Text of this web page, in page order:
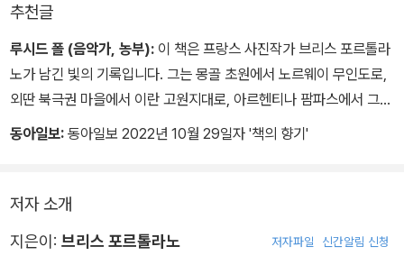
런 것이죠. 처음엔 굉장히 힘들었어요. 바람이 들이치고 겨울이 길거
든요. 겨울이 일곱 달이나 계속되고 기온이 영하 50도까지 내려가
요. 그런 날씨에 순록과 온종일 밖에 있어야 하죠. 눈이 부츠 안으
로 들어와 발이 얼어버려요. 하지만 사람들 사이의 온기가 추위를 보
상해준답니다. 와이파이가 없어서 사람들이 대화를 더 많이 나눠
추천글
루시드 폴 (음악가, 농부): 이 책은 프랑스 사진작가 브리스 포르톨라
노가 남긴 빛의 기록입니다. 그는 몽골 초원에서 노르웨이 무인도로,
외딴 북극권 마을에서 이란 고원지대로, 아르헨티나 팜파스에서 그리
스 섬마을로 길을 떠났습니다. 그가 만난 사람들은 모두 도시를 떠난
난 낯설고도 아름다운 이들을 향한 송가가 되었습니다.
충만했던 날들을 다시 기억해낼 수 있었습니다. 익숙한 세상과 철저
동아일보: 동아일보 2022년 10월 29일자 '책의 향기'
저자 소개
지은이: 브리스 포르톨라노 저자파일 신간알림 신청